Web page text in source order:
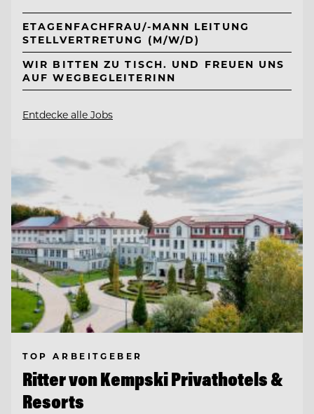
ETAGENFACHFRAU/-MANN LEITUNG
STELLVERTRETUNG (M/W/D)
WIR BITTEN ZU TISCH. UND FREUEN UNS
AUF WEGBEGLEITERINN
Entdecke alle Jobs
TOP ARBEITGEBER
Ritter von Kempski Privathotels &
Resorts